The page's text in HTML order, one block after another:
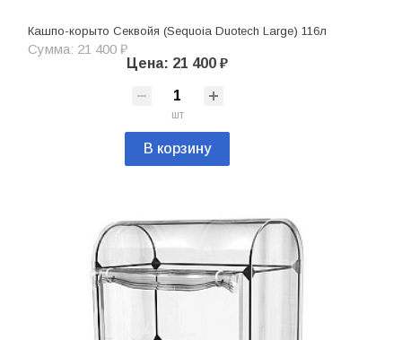
Кашпо-корыто Секвойя (Sequoia Duotech Large) 116л
Сумма: 21 400 ₽
Цена: 21 400 ₽
шт
В корзину